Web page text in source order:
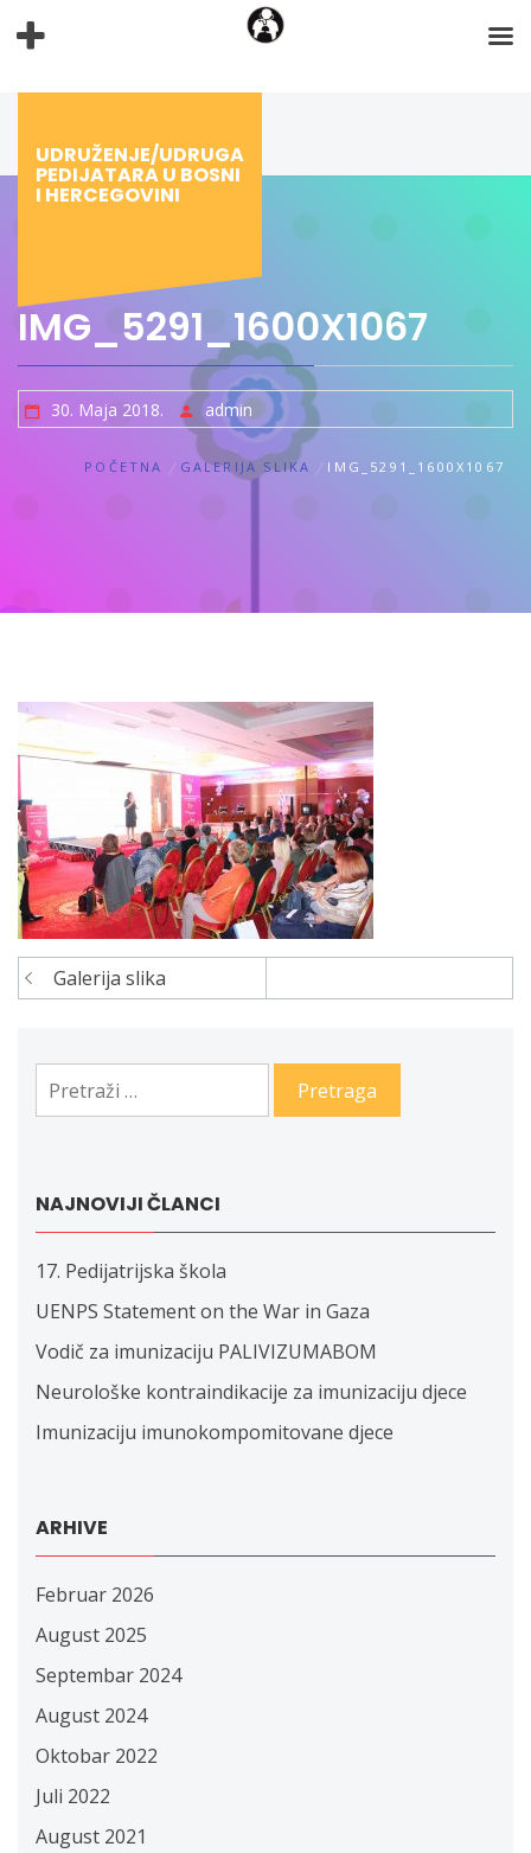
na
UDRUŽENJE/UDRUGA
PEDIJATARA U BOSNI
I HERCEGOVINI
IMG_5291_1600X1067
30. Maja 2018. admin
POČETNA GALERIJA SLIKA IMG_5291_1600X1067
Navigacija
Galerija slika
Pretraga:
NAJNOVIJI ČLANCI
17. Pedijatrijska škola
UENPS Statement on the War in Gaza
Vodič za imunizaciju PALIVIZUMABOM
Neurološke kontraindikacije za imunizaciju djece
Imunizaciju imunokompomitovane djece
ARHIVE
Februar 2026
August 2025
Septembar 2024
August 2024
Oktobar 2022
Juli 2022
August 2021